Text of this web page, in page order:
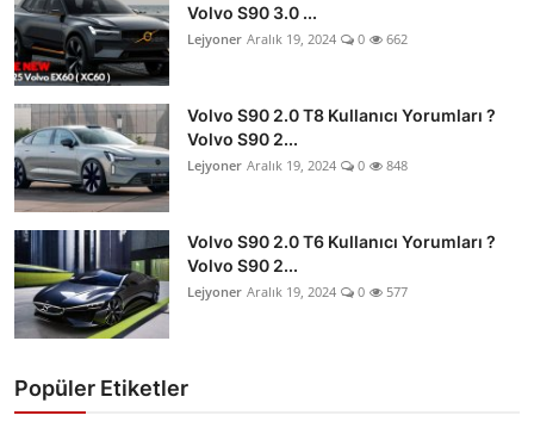
Volvo S90 3.0 ...
Lejyoner Aralık 19, 2024 0 662
Volvo S90 2.0 T8 Kullanıcı Yorumları ?
Volvo S90 2...
Lejyoner Aralık 19, 2024 0 848
Volvo S90 2.0 T6 Kullanıcı Yorumları ?
Volvo S90 2...
Lejyoner Aralık 19, 2024 0 577
Popüler Etiketler